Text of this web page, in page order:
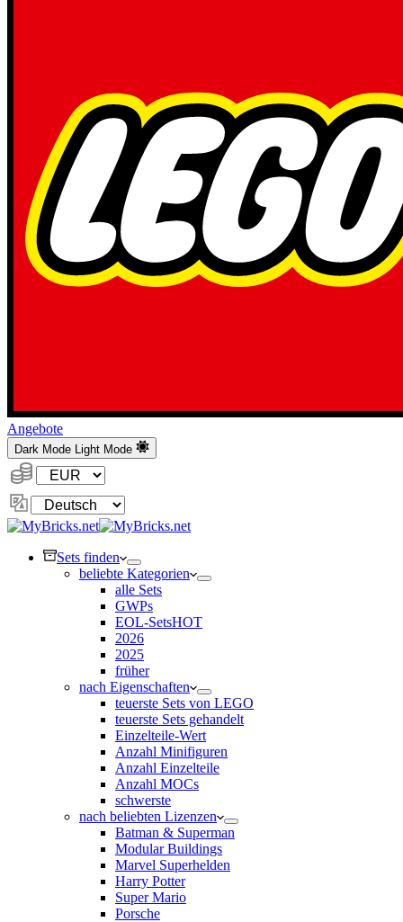
Angebote
Dark Mode Light Mode
Währung:
Sprache
ändern
Sets finden
beliebte Kategorien
alle Sets
GWPs
EOL-SetsHOT
2026
2025
früher
nach Eigenschaften
teuerste Sets von LEGO
teuerste Sets gehandelt
Einzelteile-Wert
Anzahl Minifiguren
Anzahl Einzelteile
Anzahl MOCs
schwerste
nach beliebten Lizenzen
Batman & Superman
Modular Buildings
Marvel Superhelden
Harry Potter
Super Mario
Porsche